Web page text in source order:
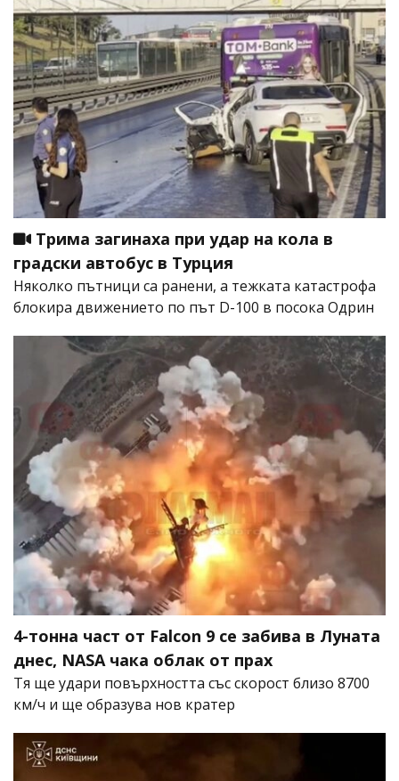
Трима загинаха при удар на кола в
градски автобус в Турция
Няколко пътници са ранени, а тежката катастрофа
блокира движението по път D-100 в посока Одрин
4-тонна част от Falcon 9 се забива в Луната
днес, NASA чака облак от прах
Тя ще удари повърхността със скорост близо 8700
км/ч и ще образува нов кратер